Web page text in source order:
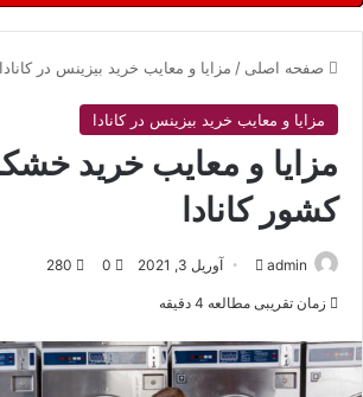
صفحه اصلی / مزایا و معایب خرید بیزینس در کانادا
مزایا و معایب خرید بیزینس در کانادا
مزایا و معایب خرید
کشور کانادا
admin
ا
آوریل 3, 2021 0
280
زمان تقریبی مطالعه 4 دقیقه